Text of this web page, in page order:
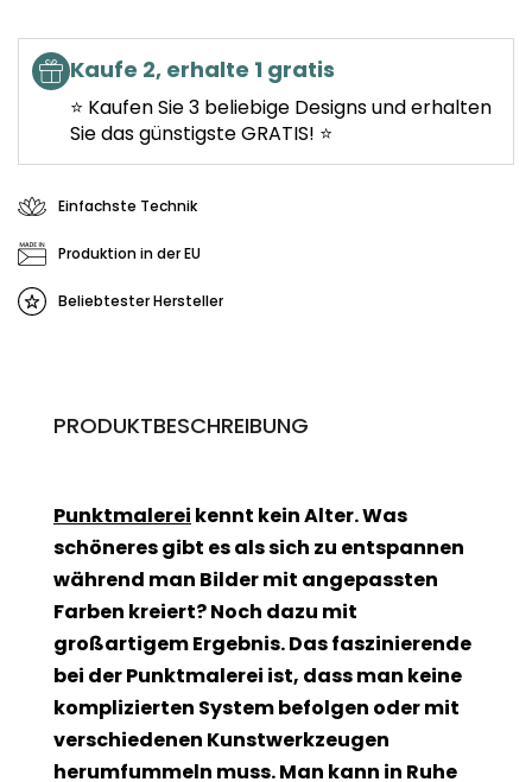
Kaufe 2, erhalte 1 gratis
⭐ Kaufen Sie 3 beliebige Designs und erhalten
Sie das günstigste GRATIS! ⭐
Einfachste Technik
Produktion in der EU
Beliebtester Hersteller
PRODUKTBESCHREIBUNG
Punktmalerei kennt kein Alter. Was
schöneres gibt es als sich zu entspannen
während man Bilder mit angepassten
Farben kreiert? Noch dazu mit
großartigem Ergebnis. Das faszinierende
bei der Punktmalerei ist, dass man keine
komplizierten System befolgen oder mit
verschiedenen Kunstwerkzeugen
herumfummeln muss. Man kann in Ruhe